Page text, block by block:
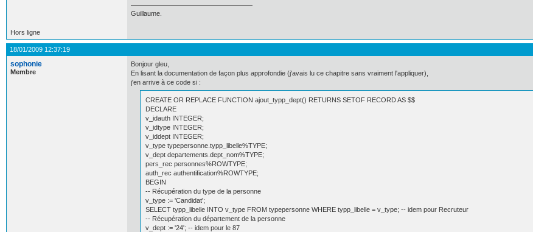
Guillaume.
Hors ligne
18/01/2009 12:37:19
sophonie
Membre
Bonjour gleu,
En lisant la documentation de façon plus approfondie (j'avais lu ce chapitre sans vraiment l'appliquer),
j'en arrive à ce code si :
CREATE OR REPLACE FUNCTION ajout_typp_dept() RETURNS SETOF RECORD AS $$
DECLARE
v_idauth INTEGER;
v_idtype INTEGER;
v_iddept INTEGER;
v_type typepersonne.typp_libelle%TYPE;
v_dept departements.dept_nom%TYPE;
pers_rec personnes%ROWTYPE;
auth_rec authentification%ROWTYPE;
BEGIN
-- Récupération du type de la personne
v_type := 'Candidat';
SELECT typp_libelle INTO v_type FROM typepersonne WHERE typp_libelle = v_type; -- idem pour Recruteur
-- Récupération du département de la personne
v_dept := '24'; -- idem pour le 87